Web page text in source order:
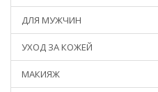
ДЛЯ МУЖЧИН
УХОД ЗА КОЖЕЙ
МАКИЯЖ